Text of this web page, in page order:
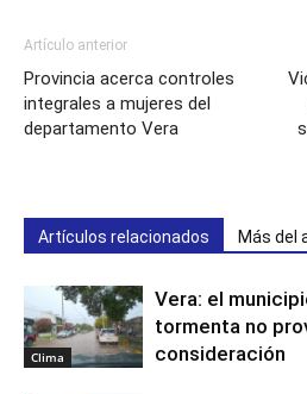
Artículo anterior
Provincia acerca controles
integrales a mujeres del
departamento Vera
Artículos relacionados Más del
Clima
Vera: el
tormenta no
consideración